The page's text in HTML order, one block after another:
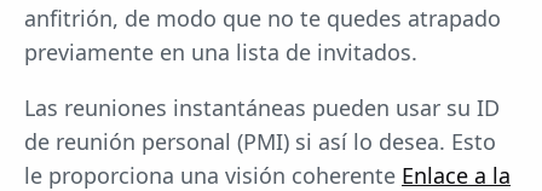
anfitrión, de modo que no te quedes atrapado
previamente en una lista de invitados.
Las reuniones instantáneas pueden usar su ID
de reunión personal (PMI) si así lo desea. Esto
le proporciona una visión coherente Enlace a la